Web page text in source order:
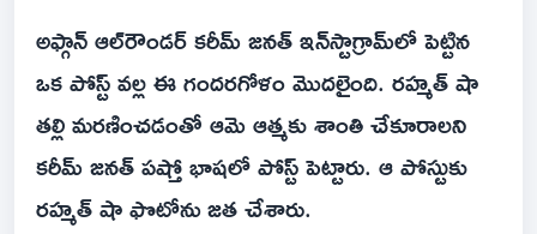
అఫ్గాన్ ఆల్‌రౌండర్ కరీమ్ జనత్ ఇన్‌స్టాగ్రామ్‌లో పెట్టిన
ఒక పోస్ట్ వల్ల ఈ గందరగోళం మొదలైంది. రహ్మత్ షా
తల్లి మరణించడంతో ఆమె ఆత్మకు శాంతి చేకూరాలని
కరీమ్ జనత్ పష్తో భాషలో పోస్ట్ పెట్టారు. ఆ పోస్టుకు
రహ్మత్ షా ఫొటోను జత చేశారు.